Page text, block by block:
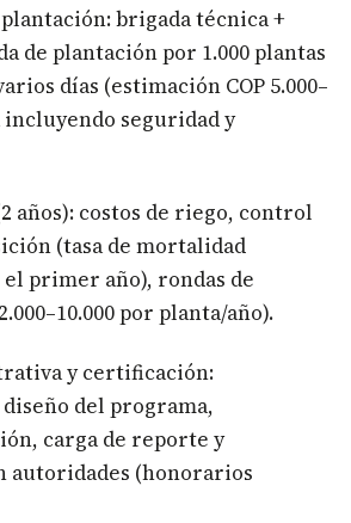
brigada técnica +
de plantación por 1.000 plantas
días (estimación COP 5.000–
incluyendo seguridad y
años): costos de riego, control
(tasa de mortalidad
el primer año), rondas de
por planta/año).
y certificación:
del programa,
carga de reporte y
autoridades (honorarios